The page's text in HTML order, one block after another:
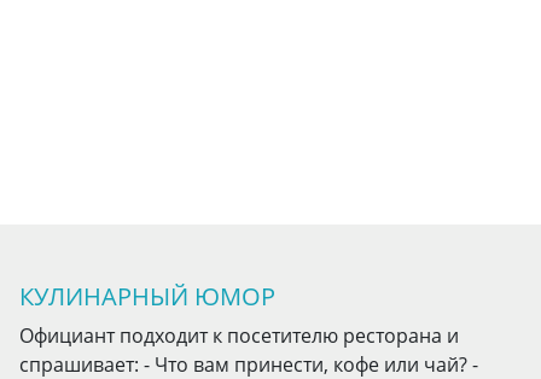
КУЛИНАРНЫЙ ЮМОР
Официант подходит к посетителю ресторана и
спрашивает: - Что вам принести, кофе или чай? -